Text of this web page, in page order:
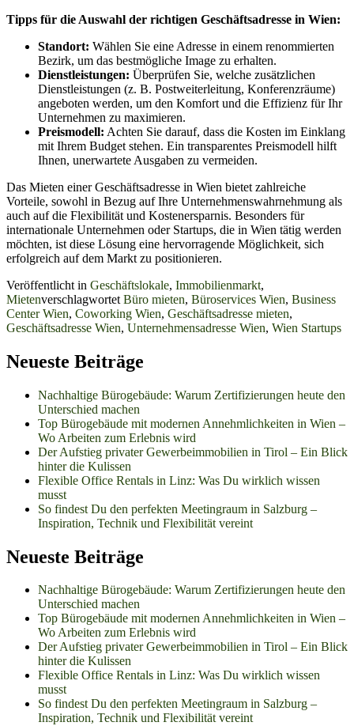
Tipps für die Auswahl der richtigen Geschäftsadresse in Wien:
Standort: Wählen Sie eine Adresse in einem renommierten
Bezirk, um das bestmögliche Image zu erhalten.
Dienstleistungen: Überprüfen Sie, welche zusätzlichen
Dienstleistungen (z. B. Postweiterleitung, Konferenzräume)
angeboten werden, um den Komfort und die Effizienz für Ihr
Unternehmen zu maximieren.
Preismodell: Achten Sie darauf, dass die Kosten im Einklang
mit Ihrem Budget stehen. Ein transparentes Preismodell hilft
Ihnen, unerwartete Ausgaben zu vermeiden.
Das Mieten einer Geschäftsadresse in Wien bietet zahlreiche
Vorteile, sowohl in Bezug auf Ihre Unternehmenswahrnehmung als
auch auf die Flexibilität und Kostenersparnis. Besonders für
internationale Unternehmen oder Startups, die in Wien tätig werden
möchten, ist diese Lösung eine hervorragende Möglichkeit, sich
erfolgreich auf dem Markt zu positionieren.
Veröffentlicht in Geschäftslokale, Immobilienmarkt,
Mietenverschlagwortet Büro mieten, Büroservices Wien, Business
Center Wien, Coworking Wien, Geschäftsadresse mieten,
Geschäftsadresse Wien, Unternehmensadresse Wien, Wien Startups
Neueste Beiträge
Nachhaltige Bürogebäude: Warum Zertifizierungen heute den
Unterschied machen
Top Bürogebäude mit modernen Annehmlichkeiten in Wien –
Wo Arbeiten zum Erlebnis wird
Der Aufstieg privater Gewerbeimmobilien in Tirol – Ein Blick
hinter die Kulissen
Flexible Office Rentals in Linz: Was Du wirklich wissen
musst
So findest Du den perfekten Meetingraum in Salzburg –
Inspiration, Technik und Flexibilität vereint
Neueste Beiträge
Nachhaltige Bürogebäude: Warum Zertifizierungen heute den
Unterschied machen
Top Bürogebäude mit modernen Annehmlichkeiten in Wien –
Wo Arbeiten zum Erlebnis wird
Der Aufstieg privater Gewerbeimmobilien in Tirol – Ein Blick
hinter die Kulissen
Flexible Office Rentals in Linz: Was Du wirklich wissen
musst
So findest Du den perfekten Meetingraum in Salzburg –
Inspiration, Technik und Flexibilität vereint